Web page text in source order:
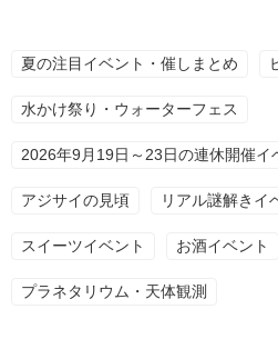
夏の注目イベント・催しまとめ
水かけ祭り・ウォーターフェス
2026年9月19日～23日の連休開催イ
アジサイの見頃 リアル謎解きイ
スイーツイベント お酒イベント
プラネタリウム・天体観測